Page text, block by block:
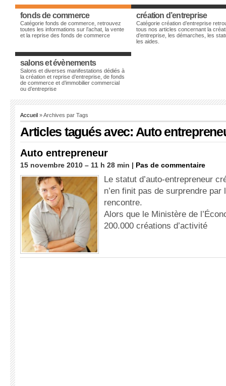
fonds de commerce
Catégorie fonds de commerce, retrouvez
toutes les informations sur l’achat, la vente
et la reprise des fonds de commerce
création d’entreprise
Catégorie création d’entreprise
tous nos articles concernant la
d’entreprise, les démarches, les
les aides.
salons et évènements
Salons et diverses manifestations dédiés à
la création et reprise d’entreprise, de fonds
de commerce et d’immobilier commercial
ou d’entreprise
Accueil » Archives par Tags
Articles tagués avec: Auto
Auto entrepreneur
15 novembre 2010 – 11 h 28 min | Pas de commentaire
Le statut d’auto-entrepreneur
n’en finit pas de surprendre par
rencontre.
Alors que le Ministère de
200.000 créations d’activité